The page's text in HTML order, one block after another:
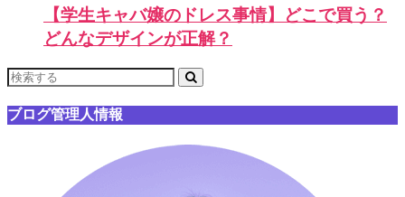
【学生キャバ嬢のドレス事情】どこで買う？
どんなデザインが正解？
ブログ管理人情報